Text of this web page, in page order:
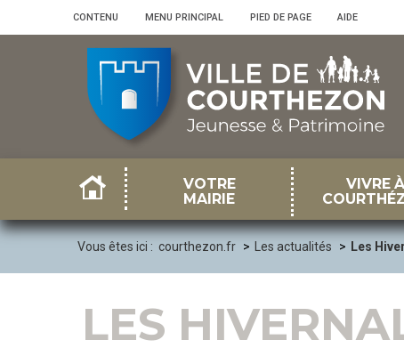
CONTENU MENU PRINCIPAL PIED DE PAGE AIDE
VOTRE
MAIRIE
VIVRE À
Vous êtes ici : courthezon.fr Les actualités Les
LES